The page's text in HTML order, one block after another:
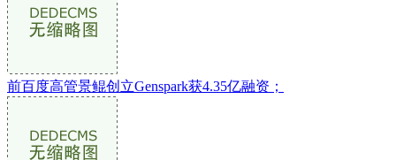
前百度高管景鲲创立Genspark获4.35亿融资；